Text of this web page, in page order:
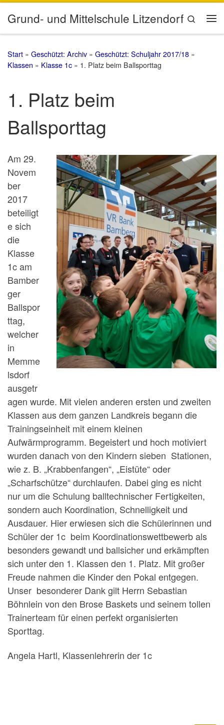
Zum Inhalt springen
Grund- und Mittelschule Litzendorf
Search
Start » Geschützt: Archiv » Geschützt: Schuljahr 2017/18 »
Klassen » Klasse 1c » 1. Platz beim Ballsporttag
1. Platz beim
Ballsporttag
Am 29.
Novem
ber
2017
beteiligt
e sich
die
Klasse
1c am
Bamber
ger
Ballspor
ttag,
welcher
in
Memme
lsdorf
ausgetr
agen wurde. Mit vielen anderen ersten und zweiten
Klassen aus dem ganzen Landkreis begann die
Trainingseinheit mit einem kleinen
Aufwärmprogramm. Begeistert und hoch motiviert
wurden danach von den Kindern sieben Stationen,
wie z. B. „Krabbenfangen“, „Eistüte“ oder
„Scharfschütze“ durchlaufen. Dabei ging es nicht
nur um die Schulung balltechnischer Fertigkeiten,
sondern auch Koordination, Schnelligkeit und
Ausdauer. Hier erwiesen sich die Schülerinnen und
Schüler der 1c beim Koordinationswettbewerb als
besonders gewandt und ballsicher und erkämpften
sich unter den 1. Klassen den 1. Platz. Mit großer
Freude nahmen die Kinder den Pokal entgegen.
Unser besonderer Dank gilt Herrn Sebastian
Böhnlein von den Brose Baskets und seinem tollen
Trainerteam für einen perfekt organisierten
Sporttag.
Angela Hartl, Klassenlehrerin der 1c